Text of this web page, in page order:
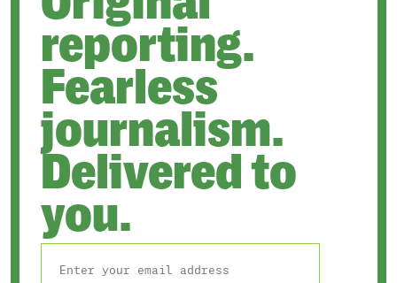
reporting.
Fearless
journalism.
Delivered to
you.